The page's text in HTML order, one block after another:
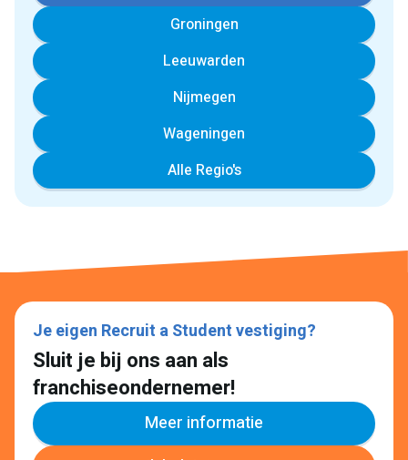
Groningen
Leeuwarden
Nijmegen
Wageningen
Alle Regio's
Je eigen Recruit a Student vestiging?
Sluit je bij ons aan als
franchiseondernemer!
Meer informatie